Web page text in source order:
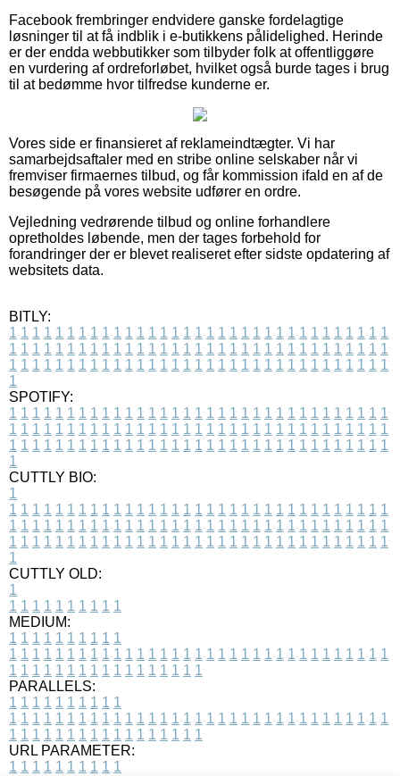
Facebook frembringer endvidere ganske fordelagtige
løsninger til at få indblik i e-butikkens pålidelighed. Herinde
er der endda webbutikker som tilbyder folk at offentliggøre
en vurdering af ordreforløbet, hvilket også burde tages i brug
til at bedømme hvor tilfredse kunderne er.
Vores side er finansieret af reklameindtægter. Vi har
samarbejdsaftaler med en stribe online selskaber når vi
fremviser firmaernes tilbud, og får kommission ifald en af de
besøgende på vores website udfører en ordre.
Vejledning vedrørende tilbud og online forhandlere
opretholdes løbende, men der tages forbehold for
forandringer der er blevet realiseret efter sidste opdatering af
websitets data.
BITLY:
1 1 1 1 1 1 1 1 1 1 1 1 1 1 1 1 1 1 1 1 1 1 1 1 1 1 1 1 1 1 1 1 1
1 1 1 1 1 1 1 1 1 1 1 1 1 1 1 1 1 1 1 1 1 1 1 1 1 1 1 1 1 1 1 1 1
1 1 1 1 1 1 1 1 1 1 1 1 1 1 1 1 1 1 1 1 1 1 1 1 1 1 1 1 1 1 1 1 1
1
SPOTIFY:
1 1 1 1 1 1 1 1 1 1 1 1 1 1 1 1 1 1 1 1 1 1 1 1 1 1 1 1 1 1 1 1 1
1 1 1 1 1 1 1 1 1 1 1 1 1 1 1 1 1 1 1 1 1 1 1 1 1 1 1 1 1 1 1 1 1
1 1 1 1 1 1 1 1 1 1 1 1 1 1 1 1 1 1 1 1 1 1 1 1 1 1 1 1 1 1 1 1 1
1
CUTTLY BIO:
1
1 1 1 1 1 1 1 1 1 1 1 1 1 1 1 1 1 1 1 1 1 1 1 1 1 1 1 1 1 1 1 1 1
1 1 1 1 1 1 1 1 1 1 1 1 1 1 1 1 1 1 1 1 1 1 1 1 1 1 1 1 1 1 1 1 1
1 1 1 1 1 1 1 1 1 1 1 1 1 1 1 1 1 1 1 1 1 1 1 1 1 1 1 1 1 1 1 1 1
1
CUTTLY OLD:
1
1 1 1 1 1 1 1 1 1 1
MEDIUM:
1 1 1 1 1 1 1 1 1 1
1 1 1 1 1 1 1 1 1 1 1 1 1 1 1 1 1 1 1 1 1 1 1 1 1 1 1 1 1 1 1 1 1
1 1 1 1 1 1 1 1 1 1 1 1 1 1 1 1 1
PARALLELS:
1 1 1 1 1 1 1 1 1 1
1 1 1 1 1 1 1 1 1 1 1 1 1 1 1 1 1 1 1 1 1 1 1 1 1 1 1 1 1 1 1 1 1
1 1 1 1 1 1 1 1 1 1 1 1 1 1 1 1 1
URL PARAMETER:
1 1 1 1 1 1 1 1 1 1